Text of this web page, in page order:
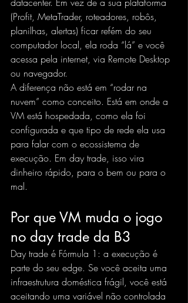
(Profit, MetaTrader, roteadores, robôs,
planilhas, alertas) ficar refém do seu
computador local, ela roda “lá” e você
acessa pela internet, via Remote Desktop
ou navegador.
A diferença não está em “rodar na
nuvem” como conceito. Está em onde a
VM está hospedada, como ela foi
configurada e que tipo de rede ela usa
para falar com o ecossistema de
execução. Em day trade, isso vira
dinheiro rápido, para o bem ou para o
mal.
Por que VM muda o jogo
no day trade da B3
Day trade é Fórmula 1: a execução é
parte do seu edge. Se você aceita uma
infraestrutura doméstica frágil, você está
aceitando uma variável não controlada